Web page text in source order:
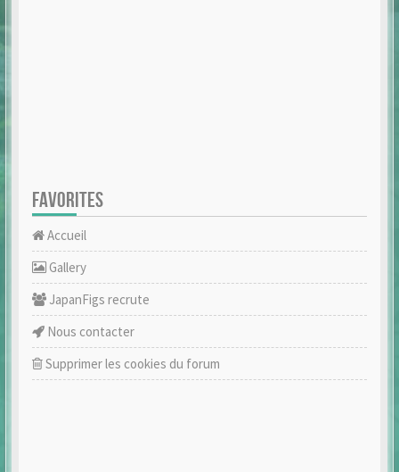
FAVORITES
Accueil
Gallery
JapanFigs recrute
Nous contacter
Supprimer les cookies du forum